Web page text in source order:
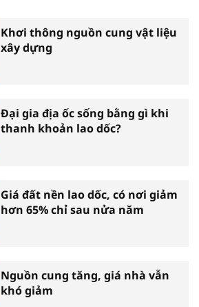
Khơi thông nguồn cung vật liệu
xây dựng
Đại gia địa ốc sống bằng gì khi
thanh khoản lao dốc?
Giá đất nền lao dốc, có nơi giảm
hơn 65% chỉ sau nửa năm
Nguồn cung tăng, giá nhà vẫn
khó giảm